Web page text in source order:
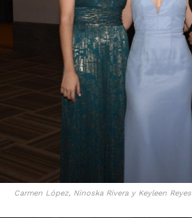
Carmen López, Ninoska Rivera y Keyleen Reyes